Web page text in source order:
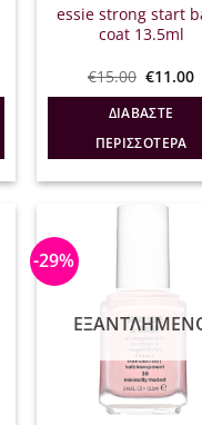
essie strong start
coat 13.5ml
€15.00 Original
was:
€15.00.
€11.00Η
ΔΙΑΒΆΣΤΕ
ΠΕΡΙΣΣΌΤΕΡΑ
-29%